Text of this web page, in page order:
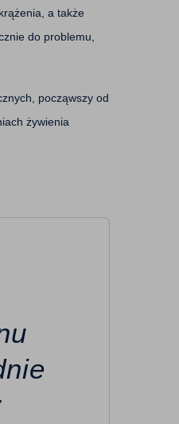
a także
do problemu,
począwszy od
żywienia